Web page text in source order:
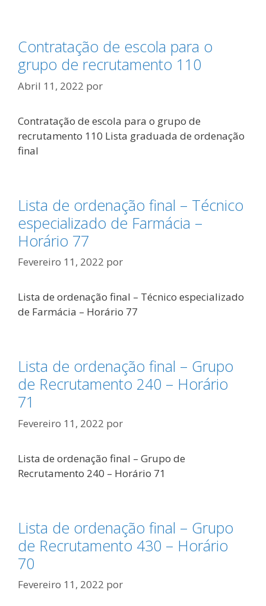
Contratação de escola para o
grupo de recrutamento 110
Abril 11, 2022 por
Contratação de escola para o grupo de
recrutamento 110 Lista graduada de ordenação
final
Lista de ordenação final – Técnico
especializado de Farmácia –
Horário 77
Fevereiro 11, 2022 por
Lista de ordenação final – Técnico especializado
de Farmácia – Horário 77
Lista de ordenação final – Grupo
de Recrutamento 240 – Horário
71
Fevereiro 11, 2022 por
Lista de ordenação final – Grupo de
Recrutamento 240 – Horário 71
Lista de ordenação final – Grupo
de Recrutamento 430 – Horário
70
Fevereiro 11, 2022 por